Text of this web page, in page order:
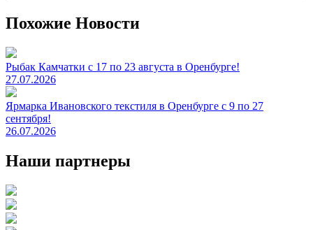
Похожие Новости
Рыбак Камчатки с 17 по 23 августа в Оренбурге!
27.07.2026
Ярмарка Ивановского текстиля в Оренбурге с 9 по 27
сентября!
26.07.2026
Наши партнеры